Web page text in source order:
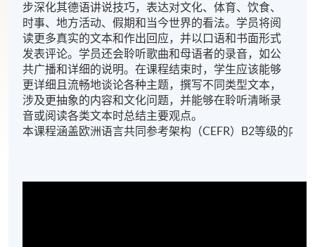
步深化其德语讲说技巧，表达对文化、体育、饮食、
时事、地方活动、假期和当今世界的看法。学员将阅
读更多真实的文本和作出回应，并以口语和书面形式
发表评论。学员还会聆听歌曲和母语者的录音，如公
共广播和详细的说明。在课程结束时，学生应该能够
更详细且流畅地谈论各种主题，撰写不同类型文本，
涉及更抽象的内容和文化问题，并能够在聆听清晰录
音或阅读各类文本时总结主要观点。
本课程涵盖欧洲语言共同参考架构（CEFR）B2等级的内容